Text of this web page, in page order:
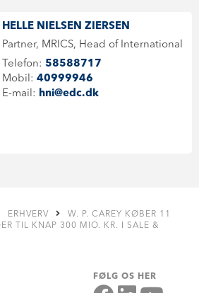
HELLE NIELSEN ZIERSEN
Partner, MRICS, Head of International
Telefon: 58588717
Mobil: 40999946
E-mail: hni@edc.dk
ERHVERV
W. P. CAREY KØBER 11
TIL KNAP 300 MIO. KR. I SALE &
FØLG OS HER